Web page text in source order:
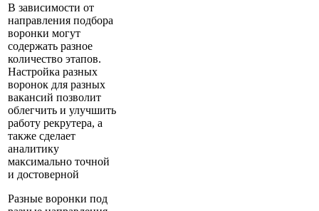
В зависимости от
направления подбора
воронки могут
содержать разное
количество этапов.
Настройка разных
воронок для разных
вакансий позволит
облегчить и улучшить
работу рекрутера, а
также сделает
аналитику
максимально точной
и достоверной
Разные воронки под